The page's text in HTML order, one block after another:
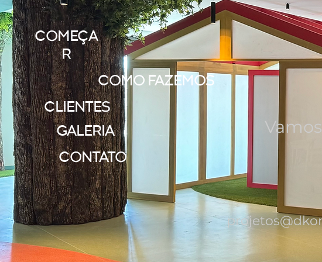
COMEÇA
R
COMO FAZEMOS
CLIENTES
GALERIA
CONTATO